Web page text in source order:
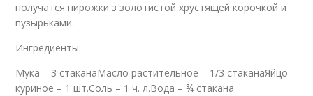
получатся пирожки з золотистой хрустящей корочкой и
пузырьками.
Ингредиенты:
Мука – 3 стаканаМасло растительное – 1/3 стаканаЯйцо
куриное – 1 шт.Соль – 1 ч. л.Вода – ¾ стакана